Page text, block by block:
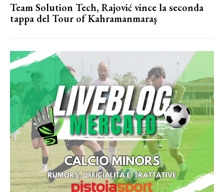
Team Solution Tech, Rajović vince la seconda
tappa del Tour of Kahramanmaraş